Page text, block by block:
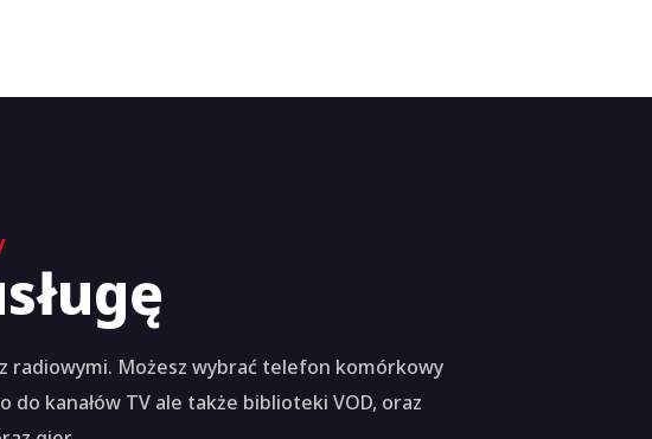
radiowymi. Możesz wybrać telefon komórkowy
kanałów TV ale także biblioteki VOD, oraz